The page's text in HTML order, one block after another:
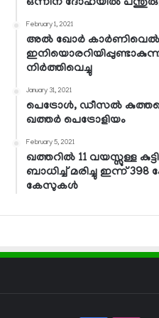
ഒന്നിന് ദോഹയില്‍
February 1, 2021
അല്‍ ഖോര്‍ കാര്‍ണിവെല്‍
നിര്‍ത്തിവെച്ചു
January 31, 2021
പെട്രോള്‍, ഡീസല്‍ കുത്തനെ
ഖത്തര്‍ പെട്രോളിയം
February 5, 2021
ഖത്തറില്‍ 11 വയസ്സുള്ള
ബാധിച്ച് മരിച്ചു ഇന്ന്
കേസുകള്‍